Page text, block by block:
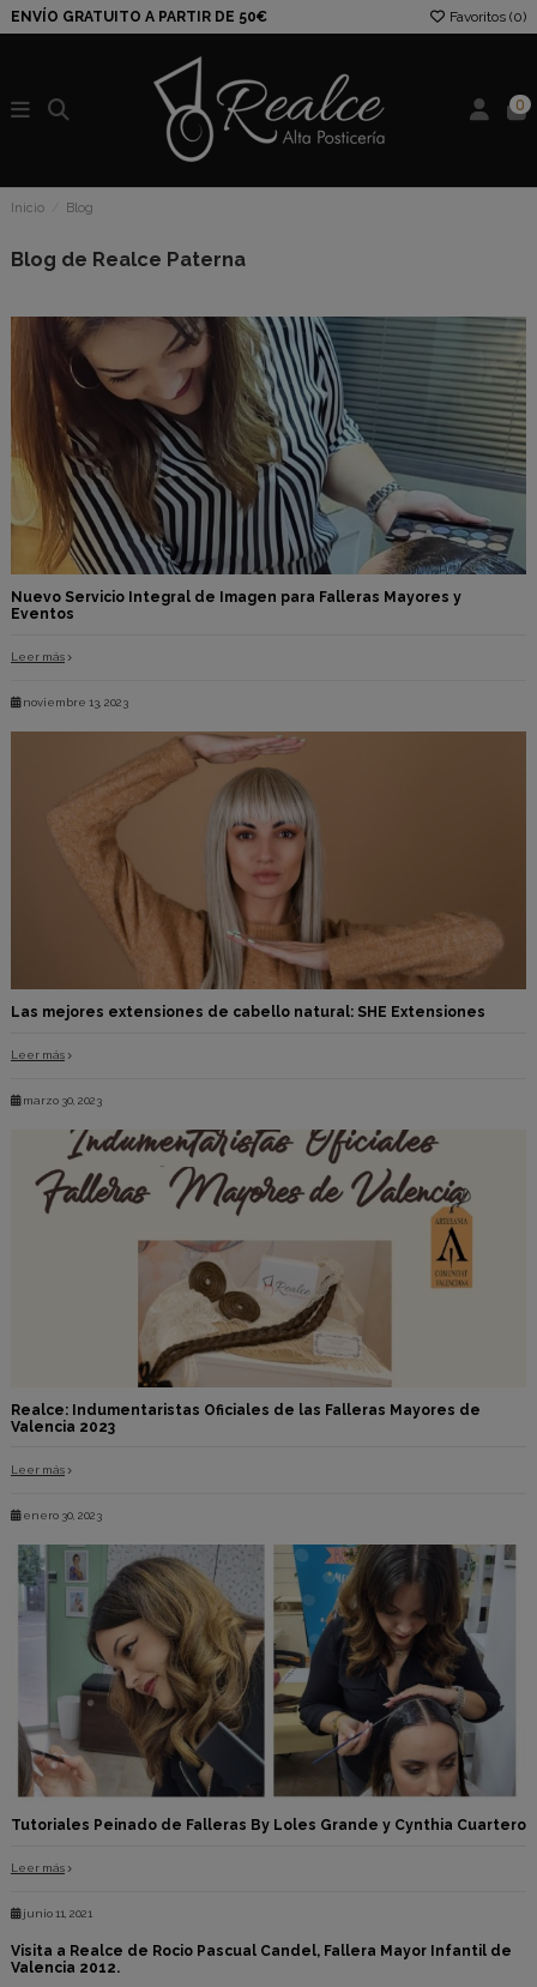
ENVÍO GRATUITO A PARTIR DE 50€ Favoritos (0)
0
Inicio Blog
Blog de Realce Paterna
Nuevo Servicio Integral de Imagen para Falleras Mayores y
Eventos
Leer más
noviembre 13, 2023
Las mejores extensiones de cabello natural: SHE Extensiones
Leer más
marzo 30, 2023
Realce: Indumentaristas Oficiales de las Falleras Mayores de
Valencia 2023
Leer más
enero 30, 2023
Tutoriales Peinado de Falleras By Loles Grande y Cynthia Cuartero
Leer más
junio 11, 2021
Visita a Realce de Rocio Pascual Candel, Fallera Mayor Infantil de
Valencia 2012.